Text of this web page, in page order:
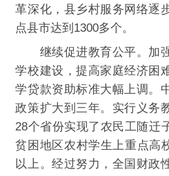
革深化，县乡村服务网络逐
点县市达到1300多个。
继续促进教育公平。加
学校建设，提高家庭经济困
学贷款资助标准大幅上调。
政策扩大到三年。实行义务
28个省份实现了农民工随迁
贫困地区农村学生上重点高
以上。经过努力，全国财政